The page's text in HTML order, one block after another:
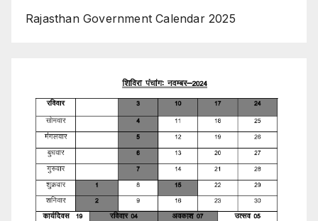
Rajasthan Government Calendar 2025